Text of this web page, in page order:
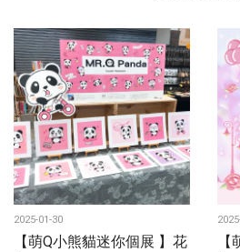
2025-01-30
【萌Q小熊貓迷你個展 】花